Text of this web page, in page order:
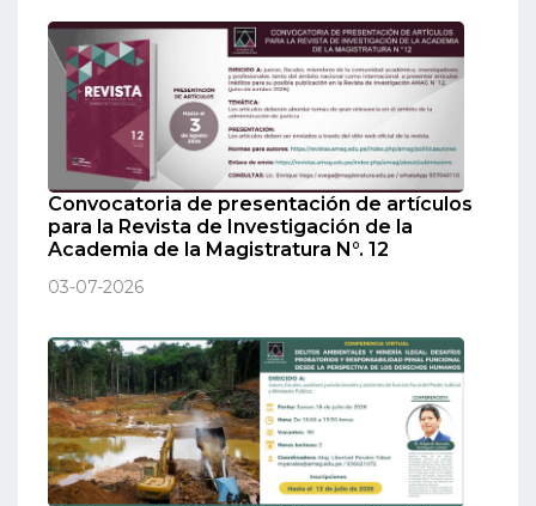
Convocatoria de presentación de artículos
para la Revista de Investigación de la
Academia de la Magistratura N°. 12
03-07-2026